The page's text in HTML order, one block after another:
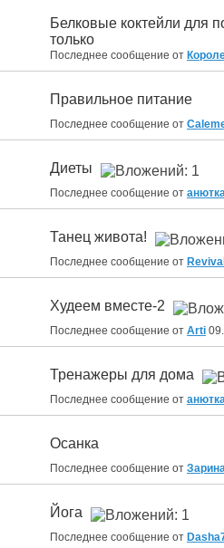
Белковые коктейли для
только
Последнее сообщение от
Правильное питание
Последнее сообщение от
Диеты
Последнее сообщение от
Танец живота!
Последнее сообщение от Revival
Худеем вместе-2
Последнее сообщение от Arti
Тренажеры для дома
Последнее сообщение от
Осанка
Последнее сообщение от
Йога
Последнее сообщение от